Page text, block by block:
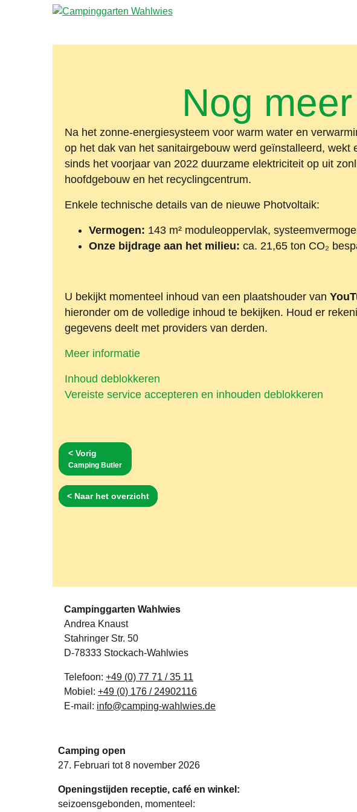
Nog
Na het zonne-energiesysteem voor warm water en
op het dak van het sanitairgebouw werd geïnstalleerd, wekt
sinds het voorjaar van 2022 duurzame elektriciteit op uit
hoofdgebouw en het recyclingcentrum.
Enkele technische details van de nieuwe Photvoltaik:
Vermogen: 143 m² moduleoppervlak,
Onze bijdrage aan het milieu: ca. 21,65 ton CO₂
U bekijkt momenteel inhoud van een plaatshouder van
hieronder om de volledige inhoud te bekijken. Houd er
gegevens deelt met providers van derden.
Meer informatie
Inhoud deblokkeren
Vereiste service accepteren en inhouden deblokkeren
< Vorig
Camping Butler
< Naar het overzicht
Campinggarten Wahlwies
Andrea Knaust
Stahringer Str. 50
D-78333 Stockach-Wahlwies
Telefoon: +49 (0) 77 71 / 35 11
Mobiel: +49 (0) 176 / 24902116
E-mail: info@camping-wahlwies.de
Camping open
27. Februari tot 8 november 2026
Openingstijden receptie, café en winkel:
seizoensgebonden, momenteel: